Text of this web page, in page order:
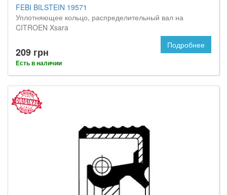
FEBI BILSTEIN 19571
Уплотняющее кольцо, распределительный вал на
CITROEN Xsara
209 грн
Есть в наличии
Подробнее